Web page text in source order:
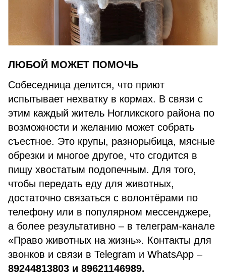
ЛЮБОЙ МОЖЕТ ПОМОЧЬ
Собеседница делится, что приют
испытывает нехватку в кормах. В связи с
этим каждый житель Ногликского района по
возможности и желанию может собрать
съестное. Это крупы, разнорыбица, мясные
обрезки и многое другое, что сгодится в
пищу хвостатым подопечным. Для того,
чтобы передать еду для животных,
достаточно связаться с волонтёрами по
телефону или в популярном мессенджере,
а более результативно – в телеграм-канале
«Право животных на жизнь». Контакты для
звонков и связи в Telegram и WhatsApp –
89244813803 и 89621146989.